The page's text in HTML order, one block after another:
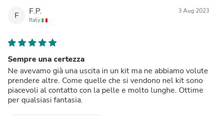
F F.P.
Italy
3 Aug 2023
Sempre una certezza
Ne avevamo già una uscita in un kit ma ne abbiamo volute
prendere altre. Come quelle che si vendono nel kit sono
piacevoli al contatto con la pelle e molto lunghe. Ottime
per qualsiasi fantasia.